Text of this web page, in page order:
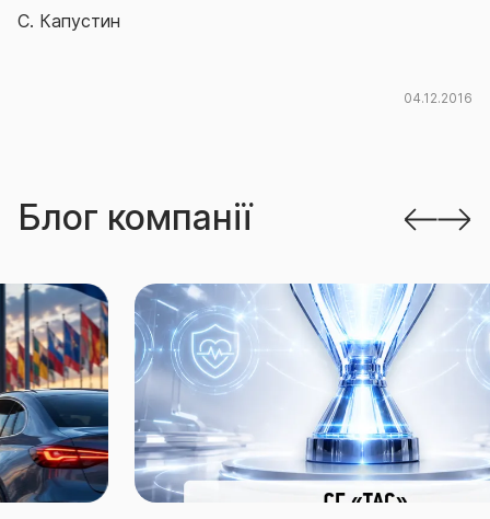
С. Капустин
04.12.2016
Блог компанії